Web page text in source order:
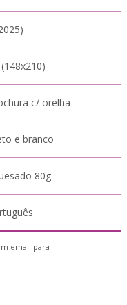
c/ orelha
e branco
80g
email para